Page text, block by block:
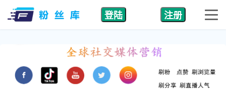
登陆 注册